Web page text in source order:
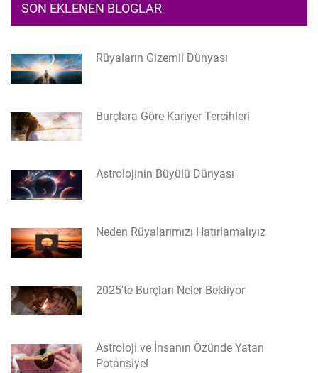
SON EKLENEN BLOGLAR
Rüyaların Gizemli Dünyası
Burçlara Göre Kariyer Tercihleri
Astrolojinin Büyülü Dünyası
Neden Rüyalarımızı Hatırlamalıyız
2025'te Burçları Neler Bekliyor
Astroloji ve İnsanın Özünde Yatan
Potansiyel